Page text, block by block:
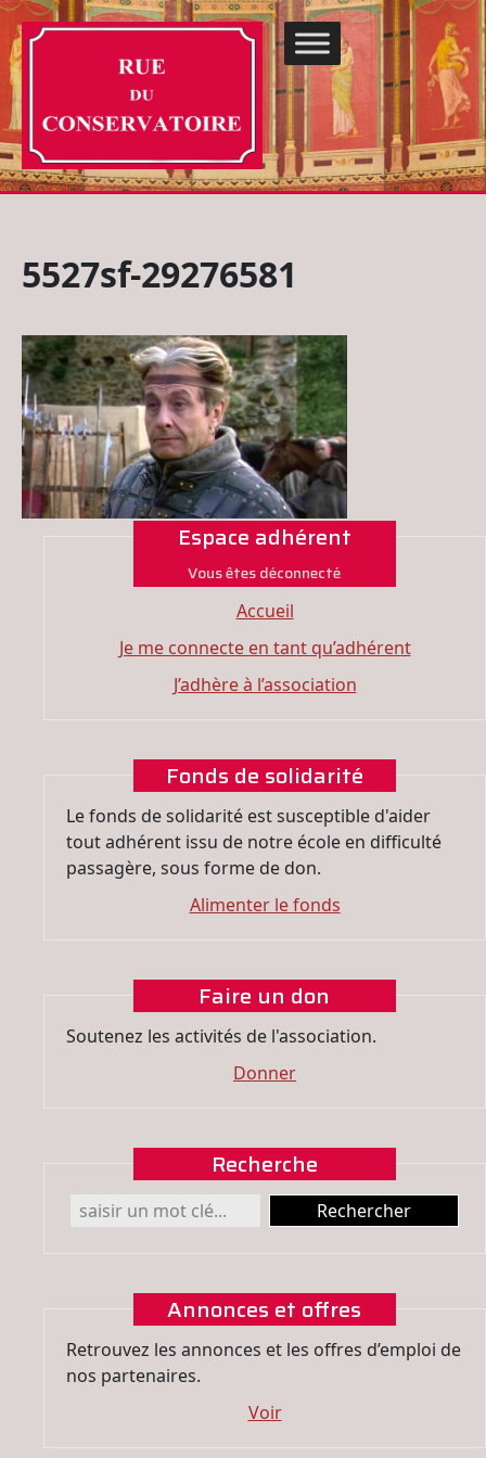
5527sf-29276581
Espace adhérent
Vous êtes déconnecté
Accueil
Je me connecte en tant qu’adhérent
J’adhère à l’association
Fonds de solidarité
Le fonds de solidarité est susceptible d'aider
tout adhérent issu de notre école en difficulté
passagère, sous forme de don.
Alimenter le fonds
Faire un don
Soutenez les activités de l'association.
Donner
Recherche
Annonces et offres
Retrouvez les annonces et les offres d’emploi de
nos partenaires.
Voir